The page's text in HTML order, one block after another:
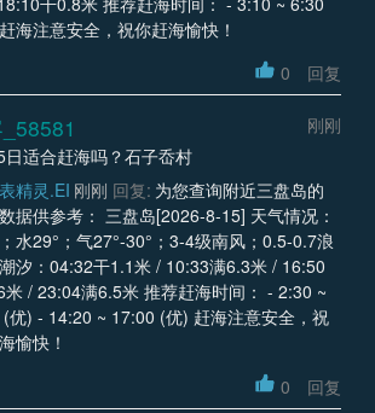
海注意安全，祝你赶海愉快！
0 回复
刚刚
日适合赶海吗？石子岙村
精灵.EI 刚刚 回复: 为您查询附近三盘岛的
据供参考： 三盘岛[2026-8-15] 天气情况：
水29°；气27°-30°；3-4级南风；0.5-0.7浪
汐：04:32干1.1米 / 10:33满6.3米 / 16:50
米 / 23:04满6.5米 推荐赶海时间： - 2:30 ~
优) - 14:20 ~ 17:00 (优) 赶海注意安全，祝
愉快！
0 回复